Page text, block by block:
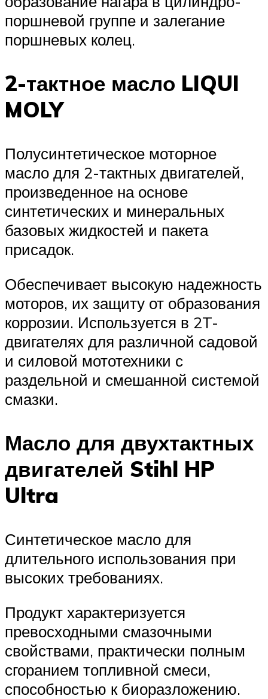
поршневой группе и залегание
поршневых колец.
2-тактное масло LIQUI
MOLY
Полусинтетическое моторное
масло для 2-тактных двигателей,
произведенное на основе
синтетических и минеральных
базовых жидкостей и пакета
присадок.
Обеспечивает высокую надежность
моторов, их защиту от образования
коррозии. Используется в 2T-
двигателях для различной садовой
и силовой мототехники с
раздельной и смешанной системой
смазки.
Масло для двухтактных
двигателей Stihl HP
Ultra
Синтетическое масло для
длительного использования при
высоких требованиях.
Продукт характеризуется
превосходными смазочными
свойствами, практически полным
сгоранием топливной смеси,
способностью к биоразложению.